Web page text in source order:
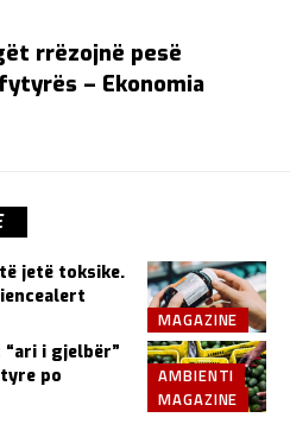
rrëzojnë pesë
– Ekonomia
MAGAZINE
jetë toksike.
AMBIENTI
MAGAZINE
i gjelbër”
po